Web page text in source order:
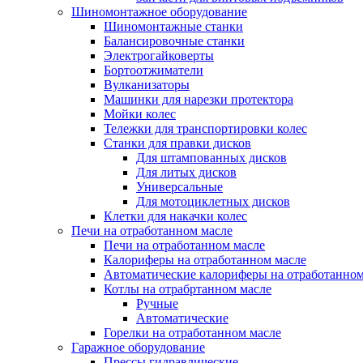
Шиномонтажное оборудование
Шиномонтажные станки
Балансировочные станки
Электрогайковерты
Бортоотжиматели
Вулканизаторы
Машинки для нарезки протектора
Мойки колес
Тележки для транспортировки колес
Станки для правки дисков
Для штампованных дисков
Для литых дисков
Универсальные
Для мотоциклетных дисков
Клетки для накачки колес
Печи на отработанном масле
Печи на отработанном масле
Калориферы на отработанном масле
Автоматические калориферы на
Котлы на отрабртанном масле
Ручные
Автоматические
Горелки на отработанном масле
Гаражное оборудование